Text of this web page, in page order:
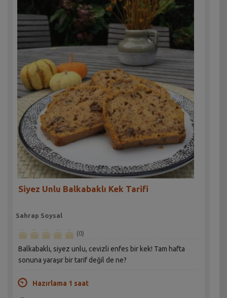
Siyez Unlu Balkabaklı Kek Tarifi
Sahrap Soysal
(0)
Balkabaklı, siyez unlu, cevizli enfes bir kek! Tam hafta
sonuna yaraşır bir tarif değil de ne?
Hazırlama 1 saat